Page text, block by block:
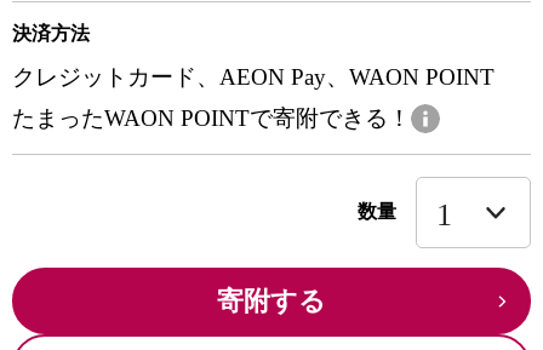
決済方法
クレジットカード、AEON Pay、WAON POINT
たまったWAON POINTで寄附できる！
数量
寄附する